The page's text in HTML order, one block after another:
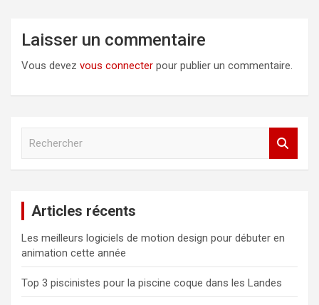
Laisser un commentaire
Vous devez vous connecter pour publier un commentaire.
c
h
e
r
Articles récents
Les meilleurs logiciels de motion design pour débuter en
animation cette année
Top 3 piscinistes pour la piscine coque dans les Landes